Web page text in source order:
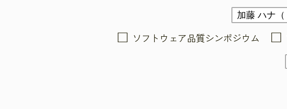
ソフトウェア品質シンポジウム